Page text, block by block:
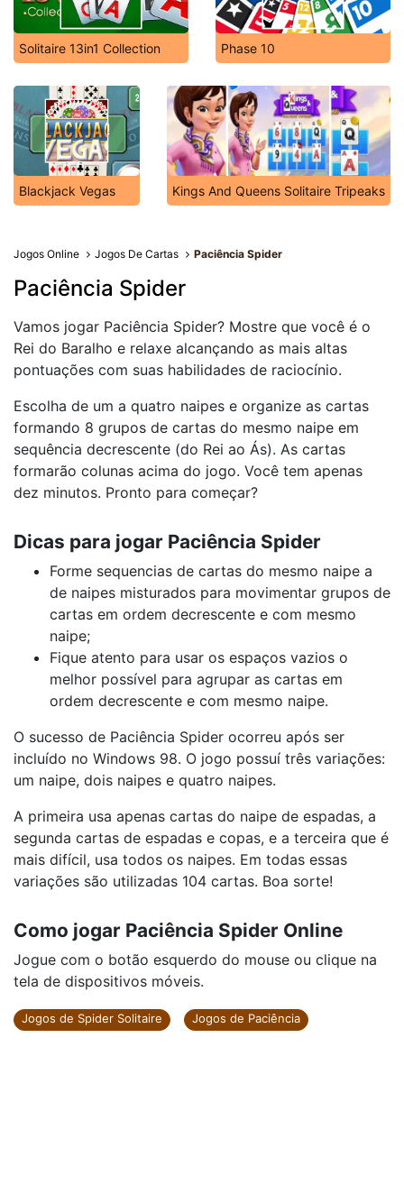
Solitaire 13in1 Collection Phase 10
Blackjack Vegas Kings And Queens Solitaire Tripeaks
Jogos Online Jogos De Cartas Paciência Spider
Paciência Spider
Vamos jogar Paciência Spider? Mostre que você é o
Rei do Baralho e relaxe alcançando as mais altas
pontuações com suas habilidades de raciocínio.
Escolha de um a quatro naipes e organize as cartas
formando 8 grupos de cartas do mesmo naipe em
sequência decrescente (do Rei ao Ás). As cartas
formarão colunas acima do jogo. Você tem apenas
dez minutos. Pronto para começar?
Dicas para jogar Paciência Spider
Forme sequencias de cartas do mesmo naipe a
de naipes misturados para movimentar grupos de
cartas em ordem decrescente e com mesmo
naipe;
Fique atento para usar os espaços vazios o
melhor possível para agrupar as cartas em
ordem decrescente e com mesmo naipe.
O sucesso de Paciência Spider ocorreu após ser
incluído no Windows 98. O jogo possuí três variações:
um naipe, dois naipes e quatro naipes.
A primeira usa apenas cartas do naipe de espadas, a
segunda cartas de espadas e copas, e a terceira que é
mais difícil, usa todos os naipes. Em todas essas
variações são utilizadas 104 cartas. Boa sorte!
Como jogar Paciência Spider Online
Jogue com o botão esquerdo do mouse ou clique na
tela de dispositivos móveis.
Jogos de Spider Solitaire Jogos de Paciência